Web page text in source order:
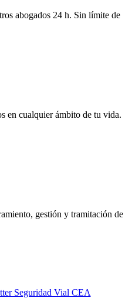
abogados 24 h. Sin límite de
en cualquier ámbito de tu vida.
gestión y tramitación de